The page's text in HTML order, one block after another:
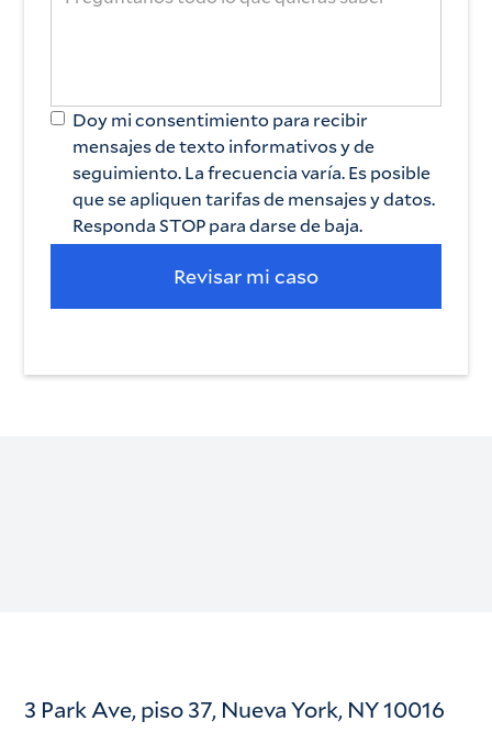
Doy mi consentimiento para recibir
mensajes de texto informativos y de
seguimiento. La frecuencia varía. Es posible
que se apliquen tarifas de mensajes y datos.
Responda STOP para darse de baja.
3 Park Ave, piso 37, Nueva York, NY 10016